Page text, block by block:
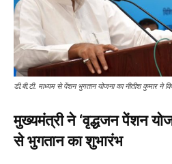
डी.बी.टी. माध्यम से पेंशन भुगतान योजना का नीतीश कुमार ने
मुख्यमंत्री ने ‘वृद्धजन पेंशन
से भुगतान का शुभारंभ